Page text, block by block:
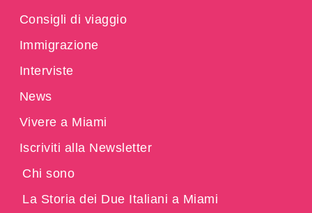
Consigli di viaggio
Immigrazione
Interviste
News
Vivere a Miami
Iscriviti alla Newsletter
Chi sono
La Storia dei Due Italiani a Miami